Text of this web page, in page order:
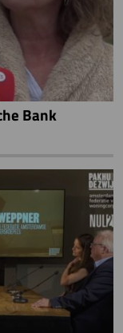
Bank